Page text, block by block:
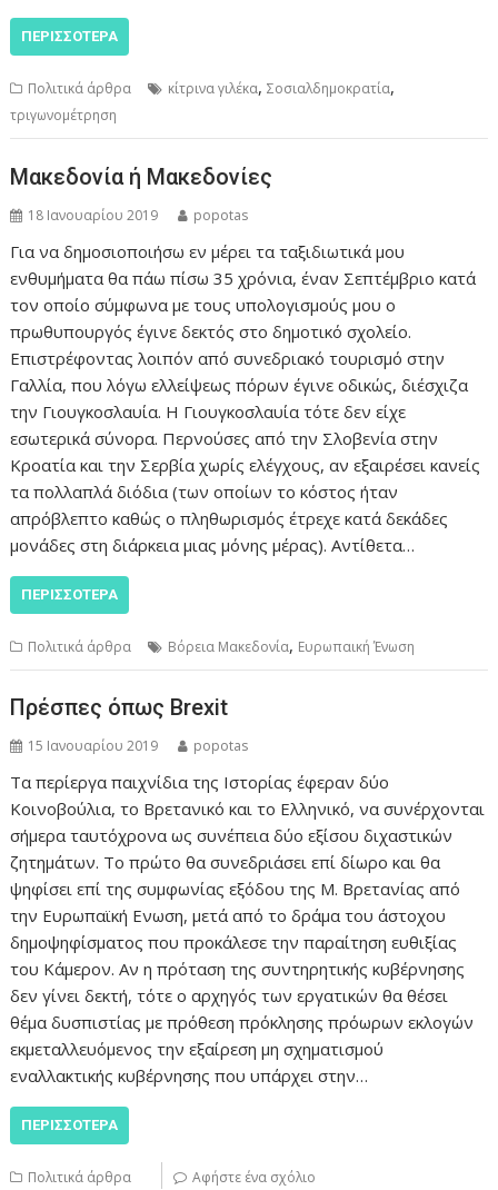
ΠΕΡΙΣΣΌΤΕΡΑ
Πολιτικά άρθρα κίτρινα γιλέκα,Σοσιαλδημοκρατία,
τριγωνομέτρηση
Μακεδονία ή Μακεδονίες
18 Ιανουαρίου 2019 popotas
Για να δημοσιοποιήσω εν μέρει τα ταξιδιωτικά μου
ενθυμήματα θα πάω πίσω 35 χρόνια, έναν Σεπτέμβριο κατά
τον οποίο σύμφωνα με τους υπολογισμούς μου ο
πρωθυπουργός έγινε δεκτός στο δημοτικό σχολείο.
Επιστρέφοντας λοιπόν από συνεδριακό τουρισμό στην
Γαλλία, που λόγω ελλείψεως πόρων έγινε οδικώς, διέσχιζα
την Γιουγκοσλαυία. Η Γιουγκοσλαυία τότε δεν είχε
εσωτερικά σύνορα. Περνούσες από την Σλοβενία στην
Κροατία και την Σερβία χωρίς ελέγχους, αν εξαιρέσει κανείς
τα πολλαπλά διόδια (των οποίων το κόστος ήταν
απρόβλεπτο καθώς ο πληθωρισμός έτρεχε κατά δεκάδες
μονάδες στη διάρκεια μιας μόνης μέρας). Αντίθετα…
ΠΕΡΙΣΣΌΤΕΡΑ
Πολιτικά άρθρα Βόρεια Μακεδονία, Ευρωπαική Ένωση
Πρέσπες όπως Brexit
15 Ιανουαρίου 2019 popotas
Τα περίεργα παιχνίδια της Ιστορίας έφεραν δύο
Κοινοβούλια, το Βρετανικό και το Ελληνικό, να συνέρχονται
σήμερα ταυτόχρονα ως συνέπεια δύο εξίσου διχαστικών
ζητημάτων. Το πρώτο θα συνεδριάσει επί δίωρο και θα
ψηφίσει επί της συμφωνίας εξόδου της Μ. Βρετανίας από
την Ευρωπαϊκή Ενωση, μετά από το δράμα του άστοχου
δημοψηφίσματος που προκάλεσε την παραίτηση ευθιξίας
του Κάμερον. Αν η πρόταση της συντηρητικής κυβέρνησης
δεν γίνει δεκτή, τότε ο αρχηγός των εργατικών θα θέσει
θέμα δυσπιστίας με πρόθεση πρόκλησης πρόωρων εκλογών
εκμεταλλευόμενος την εξαίρεση μη σχηματισμού
εναλλακτικής κυβέρνησης που υπάρχει στην…
ΠΕΡΙΣΣΌΤΕΡΑ
Πολιτικά άρθρα Αφήστε ένα σχόλιο